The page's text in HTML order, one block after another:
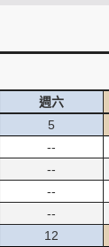
週六
5
--
--
--
--
12